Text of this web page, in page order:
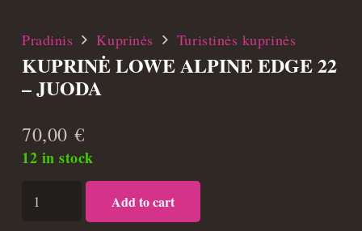
Pradinis Kuprinės Turistinės kuprinės
KUPRINĖ LOWE ALPINE EDGE 22
– JUODA
70,00€
12 in stock
Lowe
Add to cart